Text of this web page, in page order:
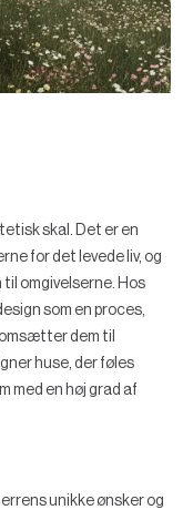
skal. Det er en
for det levede liv, og
til omgivelserne. Hos
som en proces,
dem til
huse, der føles
med en høj grad af
unikke ønsker og